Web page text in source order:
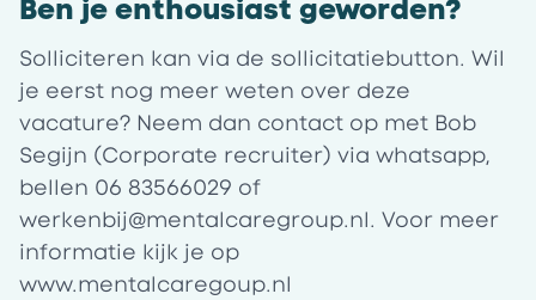
Ben je enthousiast geworden?
Solliciteren kan via de sollicitatiebutton. Wil
je eerst nog meer weten over deze
vacature? Neem dan contact op met Bob
Segijn (Corporate recruiter) via whatsapp,
bellen 06 83566029 of
werkenbij@mentalcaregroup.nl. Voor meer
informatie kijk je op
www.mentalcaregoup.nl